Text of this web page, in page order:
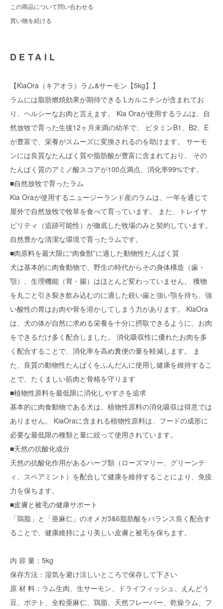
この商品について問い合わせる
買い物を続ける
DETAIL
【KiaOra（キアオラ）ラム&サーモン【5kg】】
ラムには脂肪燃焼効果が期待できる Lカルニチンが含まれてお
り、ヘルシーなお肉と言えます。 Kia Oraが使用するラムは、自
然放牧で育った生後12ヶ月未満の幼羊で、 ビタミンB1、B2、E
が豊富で、栄養がスムーズに変換されるのを助けます。 サーモ
ンには良質なたんぱく質や脂肪酸が豊富に含まれており、 その
たんぱく質のアミノ酸スコアが100点満点、消化率99%です。
■自然放牧で育ったラム
Kia Oraが使用するニュージーランド産のラムは、一年を通じて
屋外で自然放牧で牧草を食べて育っています。 また、トレイサ
ビリティ（追跡可能性）が徹底した牧場のみと契約しています。
自然豊かな清潔な環境で育ったラムです。
■肉原料を最大限に“肉食獣”に適した動物性たんぱく質
犬は基本的に肉食動物で、野生の時代からその身体構造（歯・
顎）、生理機能（胃・腸）はほとんど変わっていません。 獲物
を丸ごと引き裂き飲み込むのに適した鋭い歯と強い顎を持ち、強
い酸性の胃はお肉や骨を溶かしてしまう力があります。 KiaOra
は、犬の体が自然に求める栄養を十分に摂取できるように、お肉
をできるだけ多く配合しました。 消化吸収性に優れたお肉を多
く配合することで、消化率を高め糞便の量を軽減します。 ま
た、良質の動物性たんぱくをふんだんに使用し健康を維持するこ
とで、たくましい筋肉と骨格を守ります
■植物性原料を最低限に消化しやすさを追求
基本的に肉食動物である犬は、植物性原料の消化吸収は得意では
ありません。 KiaOraに含まれる植物性原料は、フードの成形に
必要な最低限の種類と量に絞って使用されています。
■天然の抗酸化成分
天然の抗酸化作用があるハーブ類（ローズマリー、グリーンテ
ィ、スペアミント）を配合して健康を維持することにより、免疫
力を保ちます。
■皮膚と被毛の健康サポート
「鶏脂」と「亜麻仁」のオメガ3&6脂肪酸をバランス良く配合す
ることで、健康維持により美しい皮膚と被毛を保ちます。
内 容 量：5kg
保存方法：湿気を避け涼しいところで保存して下さい
原 材 料：ラム生肉、生サーモン、ドライフィッシュ、えんどう
豆、ポテト、全粒亜麻仁、鶏脂、天然フレーバー、乾燥ラム、フ